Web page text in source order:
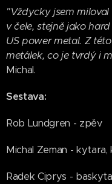
"Vždycky jsem
v čele, stejně jako
US power metal. Z
metálek, co je tvrdý i
Michal.
Sestava:
Rob Lundgren - zpěv
Michal Zeman - kytara,
Radek Ciprys -